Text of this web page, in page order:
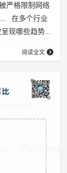
严格限制网络
在多个行业
现哪些趋势？
告情报，分别
放趋势。 据
阅读全文